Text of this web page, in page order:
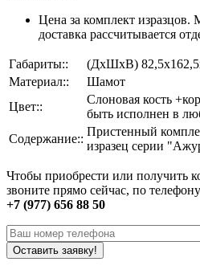
Цена за комплект изразцов.
доставка рассчитывается
Габариты::
(ДхШхВ)
Материал::
Шамот
Цвет::
Слоновая кость
быть исполнен в
Содержание::
Пристенный
изразец серии
Чтобы приобрести или получить
звоните прямо сейчас, по
+7 (977) 656 88 50